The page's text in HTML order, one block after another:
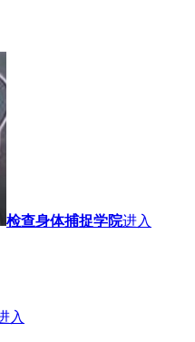
检查身体捕捉学院进入
入